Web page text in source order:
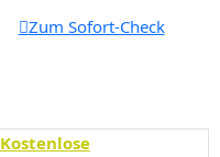
Zum Sofort-Check
Kostenlose